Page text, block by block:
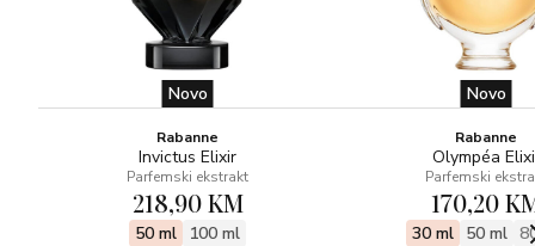
Novo
Rabanne
Invictus Elixir
Parfemski ekstrakt
218,90 KM
50 ml 100 ml
Novo
Rabanne
Olympéa
Parfemski
170,20
30 ml 50 ml